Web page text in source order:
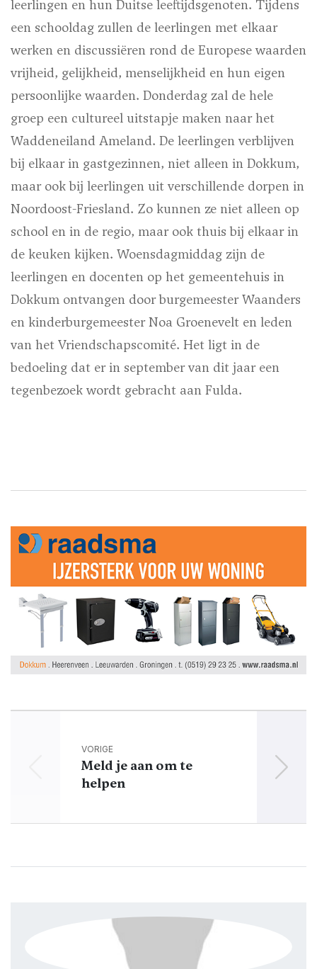
leerlingen en hun Duitse leeftijdsgenoten. Tijdens
een schooldag zullen de leerlingen met elkaar
werken en discussiëren rond de Europese waarden
vrijheid, gelijkheid, menselijkheid en hun eigen
persoonlijke waarden. Donderdag zal de hele
groep een cultureel uitstapje maken naar het
Waddeneiland Ameland. De leerlingen verblijven
bij elkaar in gastgezinnen, niet alleen in Dokkum,
maar ook bij leerlingen uit verschillende dorpen in
Noordoost-Friesland. Zo kunnen ze niet alleen op
school en in de regio, maar ook thuis bij elkaar in
de keuken kijken. Woensdagmiddag zijn de
leerlingen en docenten op het gemeentehuis in
Dokkum ontvangen door burgemeester Waanders
en kinderburgemeester Noa Groenevelt en leden
van het Vriendschapscomité. Het ligt in de
bedoeling dat er in september van dit jaar een
tegenbezoek wordt gebracht aan Fulda.
VORIGE
Meld je aan om te
helpen